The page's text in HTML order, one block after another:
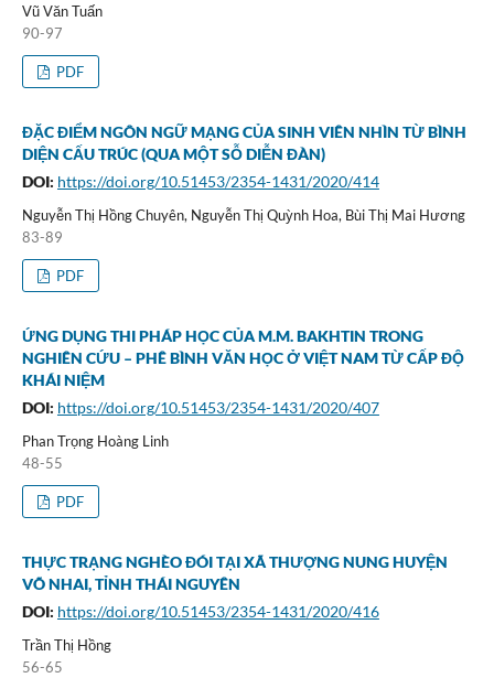
Vũ Văn Tuấn
90-97
PDF
ĐẶC ĐIỂM NGÔN NGỮ MẠNG CỦA SINH VIÊN NHÌN TỪ BÌNH
DIỆN CẤU TRÚC (QUA MỘT SỖ DIỄN ĐÀN)
DOI: https://doi.org/10.51453/2354-1431/2020/414
Nguyễn Thị Hồng Chuyên, Nguyễn Thị Quỳnh Hoa, Bùi Thị Mai Hương
83-89
PDF
ỨNG DỤNG THI PHÁP HỌC CỦA M.M. BAKHTIN TRONG
NGHIÊN CỨU – PHÊ BÌNH VĂN HỌC Ở VIỆT NAM TỪ CẤP ĐỘ
KHÁI NIỆM
DOI: https://doi.org/10.51453/2354-1431/2020/407
Phan Trọng Hoàng Linh
48-55
PDF
THỰC TRẠNG NGHÈO ĐÓI TẠI XÃ THƯỢNG NUNG HUYỆN
VÕ NHAI, TỈNH THÁI NGUYÊN
DOI: https://doi.org/10.51453/2354-1431/2020/416
Trần Thị Hồng
56-65